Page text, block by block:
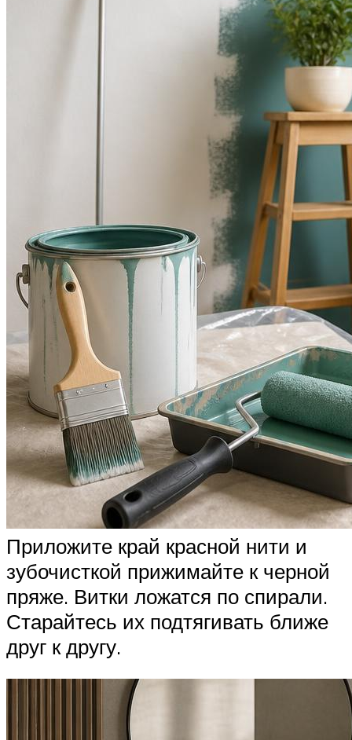
Приложите край красной нити и
зубочисткой прижимайте к черной
пряже. Витки ложатся по спирали.
Старайтесь их подтягивать ближе
друг к другу.